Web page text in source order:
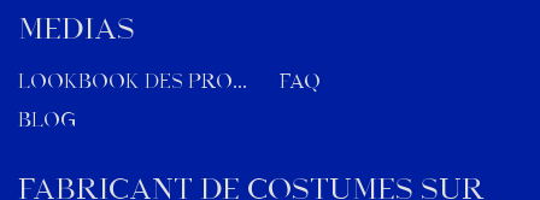
MÉDIAS
Lookbook des produits
FAQ
Blog
Fabricant de costumes sur